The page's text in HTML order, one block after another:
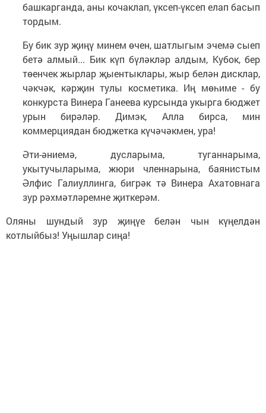
башкарганда, аны кочаклап, үксеп-үксеп елап басып
тордым.
Бу бик зур җиңү минем өчен, шатлыгым эчемә сыеп
бетә алмый... Бик күп бүләкләр алдым, Кубок, бер
төенчек жырлар җыентыклары, жыр белән дисклар,
чәкчәк, кәрҗин тулы косметика. Иң мөһиме - бу
конкурста Винера Ганеева курсында укырга бюджет
урын бирәләр. Димэк, Алла бирса, мин
коммерциядан бюджетка күчәчәкмен, ура!
Әти-әниемә, дусларыма, туганнарыма,
укытучыларыма, жюри членнарына, баянистым
Әлфис Галиуллинга, бигрәк тә Винера Ахатовнага
зур рәхмәтләремне җиткерәм.
Оляны шундый зур җиңүе белән чын күңелдән
котлыйбыз! Уңышлар сиңа!